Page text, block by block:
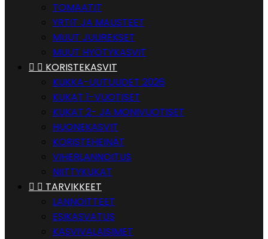
TOMAATIT
YRTIT JA MAUSTEET
MUUT JUUREKSET
MUUT HYÖTYKASVIT
  KORISTEKASVIT
KUKKA-UUTUUDET 2026
KUKAT 1-VUOTISET
KUKAT 2- JA MONIVUOTISET
HUONEKASVIT
KORISTEHEINÄT
VIHERLANNOITUS
NIITTYKUKAT
  TARVIKKEET
LANNOITTEET
ESIKASVATUS
KASVIVALAISIMET